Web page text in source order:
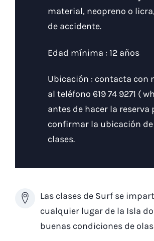
material, neopreno o
de accidente.
Edad mínima : 12 años
Ubicación : contacta con
al teléfono 619 74 9271 (
antes de hacer la reserva
confirmar la ubicación
clases.
Las clases de Surf se
cualquier lugar de la Isla
buenas condiciones de olas